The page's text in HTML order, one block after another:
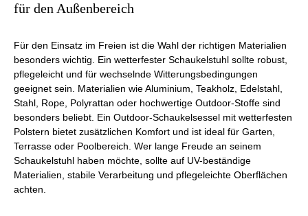
für den Außenbereich
Für den Einsatz im Freien ist die Wahl der richtigen Materialien
besonders wichtig. Ein wetterfester Schaukelstuhl sollte robust,
pflegeleicht und für wechselnde Witterungsbedingungen
geeignet sein. Materialien wie Aluminium, Teakholz, Edelstahl,
Stahl, Rope, Polyrattan oder hochwertige Outdoor-Stoffe sind
besonders beliebt. Ein Outdoor-Schaukelsessel mit wetterfesten
Polstern bietet zusätzlichen Komfort und ist ideal für Garten,
Terrasse oder Poolbereich. Wer lange Freude an seinem
Schaukelstuhl haben möchte, sollte auf UV-beständige
Materialien, stabile Verarbeitung und pflegeleichte Oberflächen
achten.